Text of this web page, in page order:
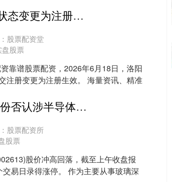
靠谱股票配资 洛轴股份IPO状态变更为注册生效
股票配资堂
股票
靠谱股票配资，2026年6月18日，洛阳
注册变更为注册生效。 海量资讯、精准
昆明股票配资 两连板北玻股份否认涉半导体玻璃基板产品 公司股价早盘回落超3%
股票配资所
股票
股价冲高回落，截至上午收盘报
易日录得涨停。 作为主要从事玻璃深